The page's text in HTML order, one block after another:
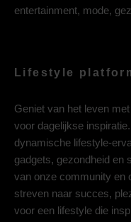
entertainment, mode,
Lifestyle
Geniet van het leven
voor dagelijkse
dynamische lifestyle-
gadgets, gezondheid en
van onze community en
streven naar succes,
voor een lifestyle die